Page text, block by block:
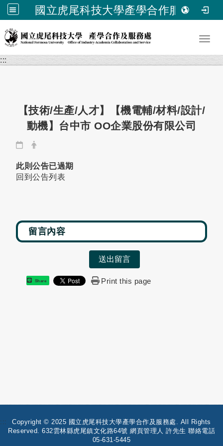
國立虎尾科技大學產學合作服務處
跳到主要內容
:::
【技術/生產/人才】【機電輔/材料/設計/
動機】台中市 OO企業股份有限公司
日期：發布者：
此則公告已過期
回到公告列表
送出留言
Share Print this page
:::
Copyright © 2025 國立虎尾科技大學產學合作及服務處. All Rights
Reserved. 632雲林縣虎尾鎮文化路64號 網頁管理人 許先生 聯絡電話
05-631-5445